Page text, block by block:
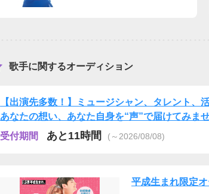
歌手に関するオーディション
【出演先多数！】ミュージシャン、タレント、
あなたの想い、あなた自身を“声”で届けてみま
受付期間
あと11時間 (～2026/08/08)
平成生まれ限定